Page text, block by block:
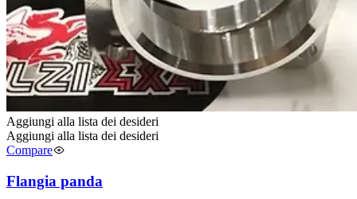
Aggiungi alla lista dei desideri
Aggiungi alla lista dei desideri
Compare
Flangia panda